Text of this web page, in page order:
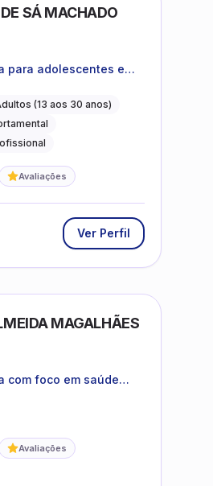
SÁ MACHADO
para adolescentes e
relações e
(13 aos 30 anos)
Avaliações
Ver Perfil
MAGALHÃES
com foco em saúde
adolescentes e
Avaliações